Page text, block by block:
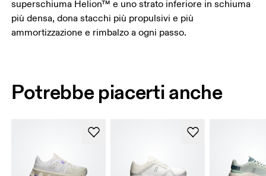
superschiuma Helion™ e uno strato inferiore in schiuma
più densa, dona stacchi più propulsivi e più
ammortizzazione e rimbalzo a ogni passo.
Potrebbe piacerti anche